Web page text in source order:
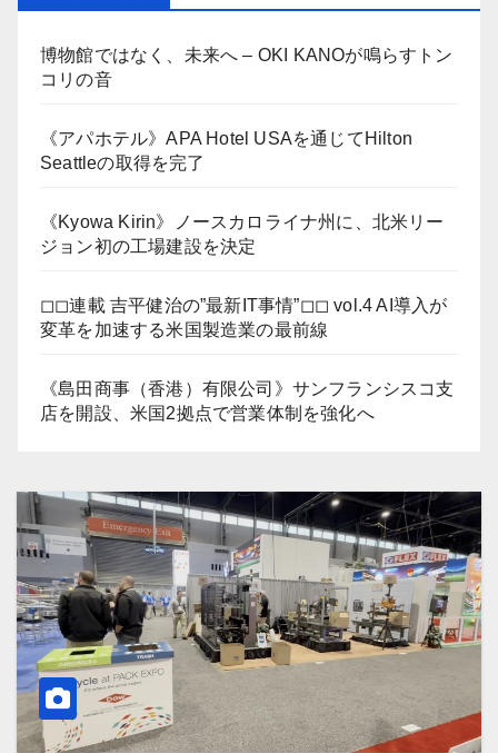
博物館ではなく、未来へ – OKI KANOが鳴らすトン
コリの音
《アパホテル》APA Hotel USAを通じてHilton
Seattleの取得を完了
《Kyowa Kirin》ノースカロライナ州に、北米リー
ジョン初の工場建設を決定
◻︎◻︎連載 吉平健治の”最新IT事情”◻︎◻︎ vol.4 AI導入が
変革を加速する米国製造業の最前線
《島田商事（香港）有限公司》サンフランシスコ支
店を開設、米国2拠点で営業体制を強化へ